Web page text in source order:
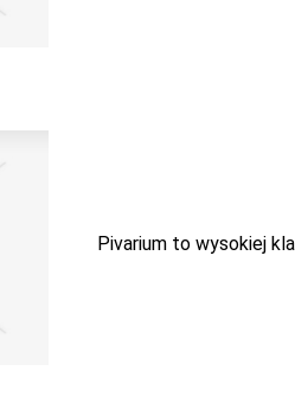
Pivarium to wysokiej